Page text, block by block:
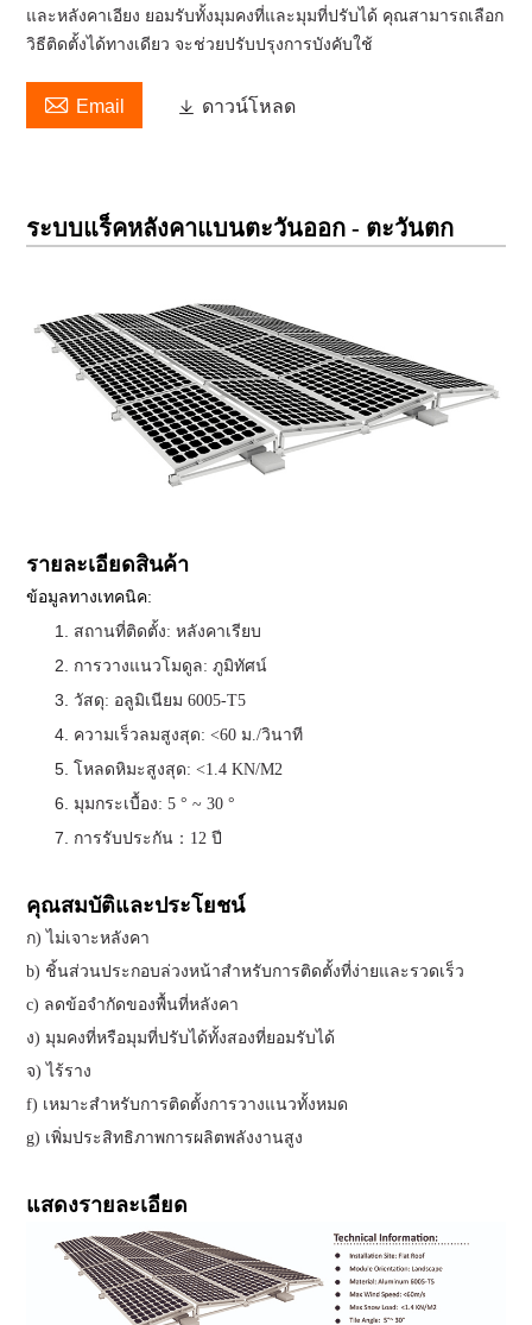
และหลังคาเอียง ยอมรับทั้งมุมคงที่และมุมที่ปรับได้ คุณสามารถเลือก
วิธีติดตั้งได้ทางเดียว จะช่วยปรับปรุงการบังคับใช้
 Email  ดาวน์โหลด
ระบบแร็คหลังคาแบนตะวันออก - ตะวันตก
รายละเอียดสินค้า
ข้อมูลทางเทคนิค:
สถานที่ติดตั้ง: หลังคาเรียบ
การวางแนวโมดูล: ภูมิทัศน์
วัสดุ: อลูมิเนียม 6005-T5
ความเร็วลมสูงสุด: <60 ม./วินาที
โหลดหิมะสูงสุด: <1.4 KN/M2
มุมกระเบื้อง: 5 ° ~ 30 °
การรับประกัน：12 ปี
คุณสมบัติและประโยชน์
ก) ไม่เจาะหลังคา
b) ชิ้นส่วนประกอบล่วงหน้าสำหรับการติดตั้งที่ง่ายและรวดเร็ว
c) ลดข้อจำกัดของพื้นที่หลังคา
ง) มุมคงที่หรือมุมที่ปรับได้ทั้งสองที่ยอมรับได้
จ) ไร้ราง
f) เหมาะสำหรับการติดตั้งการวางแนวทั้งหมด
g) เพิ่มประสิทธิภาพการผลิตพลังงานสูง
แสดงรายละเอียด